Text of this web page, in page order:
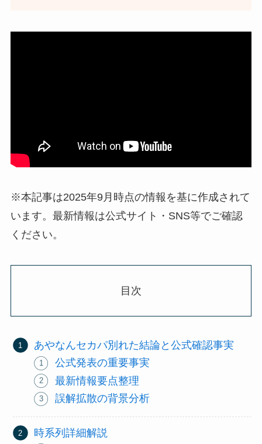
※本記事は2025年9月時点の情報を基に作成されて
います。最新情報は公式サイト・SNS等でご確認
ください。
目次
あやなんセカパ別れた結論と公式確認事実
公式発表の重要事実
最新情報要点整理
誤解拡散の背景分析
時系列詳細解説